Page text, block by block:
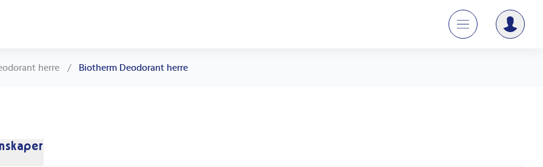
herre / Biotherm Deodorant herre